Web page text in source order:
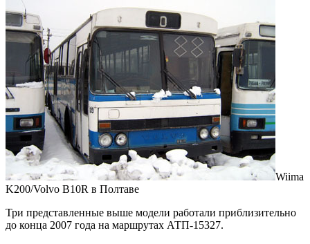
Wiima
K200/Volvo B10R в Полтаве
Три представленные выше модели работали приблизительно
до конца 2007 года на маршрутах АТП-15327.